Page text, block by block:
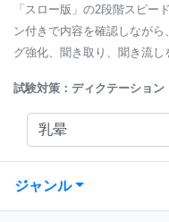
「スロー版」の2段階スピー
ン付きで内容を確認しなが
グ強化、聞き取り、聞き流し
試験対策：ディクテーショ
ジャンル